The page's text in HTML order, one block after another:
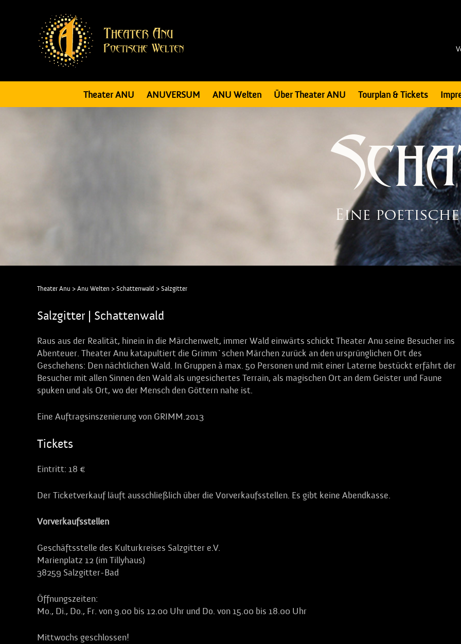
Theater ANU ANUVERSUM ANU Welten Über Theater ANU Tourplan & Tickets
Theater Anu > Anu Welten > Schattenwald > Salzgitter
Salzgitter | Schattenwald
Raus aus der Realität, hinein in die Märchenwelt, immer Wald einwärts schickt Theater Anu seine Besucher ins
Abenteuer. Theater Anu katapultiert die Grimm`schen Märchen zurück an den ursprünglichen Ort des
Geschehens: Den nächtlichen Wald. In Gruppen à max. 50 Personen und mit einer Laterne bestückt erfährt der
Besucher mit allen Sinnen den Wald als ungesichertes Terrain, als magischen Ort an dem Geister und Faune
spuken und als Ort, wo der Mensch den Göttern nahe ist.
Eine Auftragsinszenierung von GRIMM.2013
Tickets
Eintritt: 18 €
Der Ticketverkauf läuft ausschließlich über die Vorverkaufsstellen. Es gibt keine Abendkasse.
Vorverkaufsstellen
Geschäftsstelle des Kulturkreises Salzgitter e.V.
Marienplatz 12 (im Tillyhaus)
38259 Salzgitter-Bad
Öffnungszeiten:
Mo., Di., Do., Fr. von 9.00 bis 12.00 Uhr und Do. von 15.00 bis 18.00 Uhr
Mittwochs geschlossen!